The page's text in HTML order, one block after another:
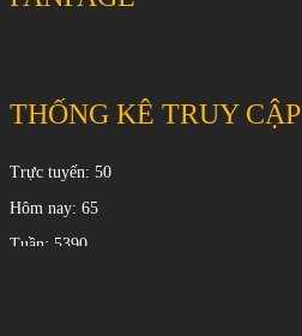
THỐNG KÊ TRUY CẬP
Trực tuyến: 50
Hôm nay: 65
Tuần: 5390